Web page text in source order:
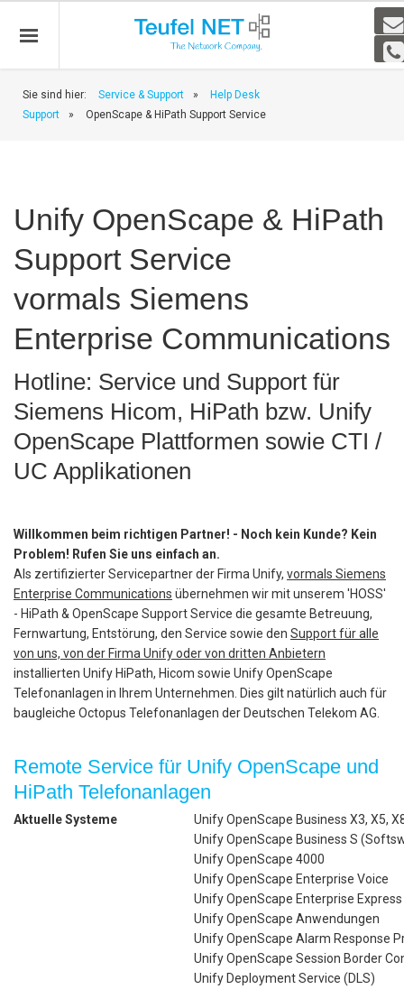
Sie sind hier: Service & Support »
Help Desk
Support
» OpenScape & HiPath Support Service
Unify OpenScape & HiPath
Support Service
vormals Siemens
Enterprise Communications
Hotline: Service und Support für
Siemens Hicom, HiPath bzw. Unify
OpenScape Plattformen sowie CTI /
UC Applikationen
Willkommen beim richtigen Partner! - Noch kein Kunde? Kein
Problem! Rufen Sie uns einfach an.
Als zertifizierter Servicepartner der Firma Unify, vormals Siemens
Enterprise Communications übernehmen wir mit unserem 'HOSS'
- HiPath & OpenScape Support Service die gesamte Betreuung,
Fernwartung, Entstörung, den Service sowie den Support für alle
von uns, von der Firma Unify oder von dritten Anbietern
installierten Unify HiPath, Hicom sowie Unify OpenScape
Telefonanlagen in Ihrem Unternehmen. Dies gilt natürlich auch für
baugleiche Octopus Telefonanlagen der Deutschen Telekom AG.
Remote Service für Unify OpenScape und
HiPath Telefonanlagen
Aktuelle Systeme
Unify OpenScape Business X3, X5,
Unify OpenScape Business S
Unify OpenScape 4000
Unify OpenScape Enterprise Voice
Unify OpenScape Enterprise Express
Unify OpenScape Anwendungen
Unify OpenScape Alarm Response
Unify OpenScape Session Border
Unify Deployment Service (DLS)